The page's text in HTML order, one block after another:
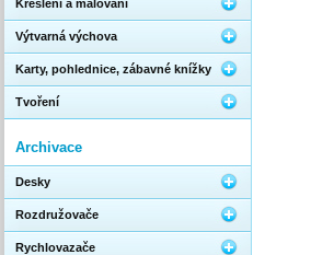
Kreslení a malování
Výtvarná výchova
Karty, pohlednice, zábavné knížky
Tvoření
Archivace
Desky
Rozdružovače
Rychlovazače